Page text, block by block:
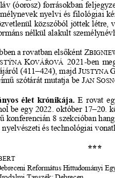
(óorosz) forrásokban
nyelvi és filológiai
közszóból jöttek létre,
nélkül alakult szemé
a rovatban elsőként Z
KOVÁŘOVÁ 2021 -ben
(411–424), majd JUSTYNA
szótárát mutatja be JAN S
élet krónikája. E rovat
be egy 2022. október 17–20.
konferencián 8 szekcióban
és technológiai
***
Református Hittudományi
Tanszék; Debrecen